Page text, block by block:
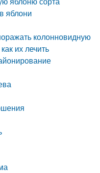
яблони
колонновидную
их лечить